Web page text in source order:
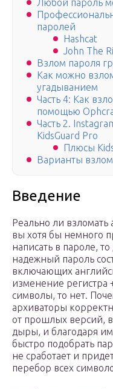
Любой пароль
паролей
Hashcat
John The
Взлом пароля
Как можно
угадыванием
Часть 4: Как
помощью
Часть 2.
KidsGuard Pro
Плюсы
Варианты
Введение
Реально ли взломать
вы хотя бы немного
написать в пароле,
надежный пароль
включающих
изменение
символы, то нет.
архиваторы
от прошлых версий,
дыры, и благодаря
быстро подобрать
не сработает и
перебор всех